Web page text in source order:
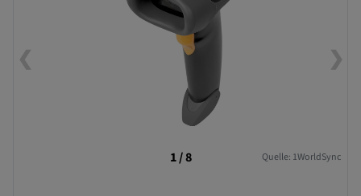
1 / 8
❮ ❯
Quelle: 1WorldSync